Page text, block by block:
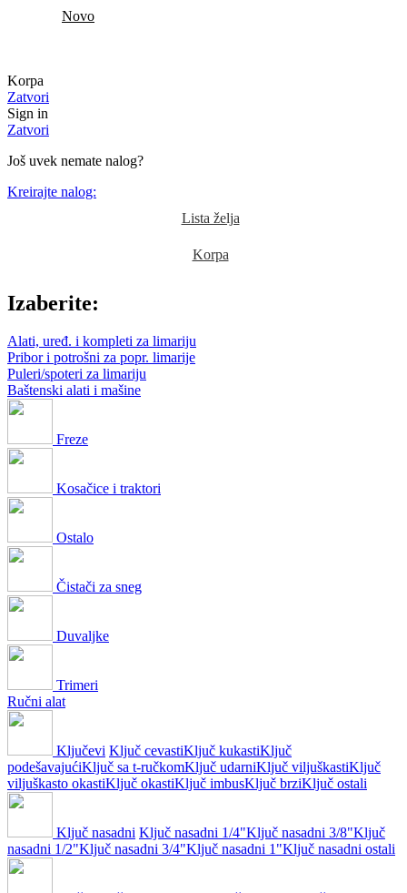
Novo
Korpa
Zatvori
Sign in
Zatvori
Još uvek nemate nalog?
Kreirajte nalog:
Lista želja
Korpa
Izaberite:
Alati, uređ. i kompleti za limariju
Pribor i potrošni za popr. limarije
Puleri/spoteri za limariju
Baštenski alati i mašine
Freze
Kosačice i traktori
Ostalo
Čistači za sneg
Duvaljke
Trimeri
Ručni alat
Ključevi Ključ cevastiKljuč kukastiKljuč
podešavajućiKljuč sa t-ručkomKljuč udarniKljuč viljuškastiKljuč
viljuškasto okastiKljuč okastiKljuč imbusKljuč brziKljuč ostali
Ključ nasadni Ključ nasadni 1/4"Ključ nasadni 3/8"Ključ
nasadni 1/2"Ključ nasadni 3/4"Ključ nasadni 1"Ključ nasadni ostali